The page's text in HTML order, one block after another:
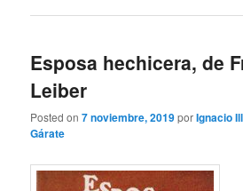
Esposa hechicera, de
Leiber
Posted on7 noviembre, 2019porIgnacio
Gárate